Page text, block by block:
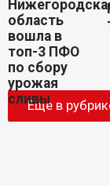
Еще в